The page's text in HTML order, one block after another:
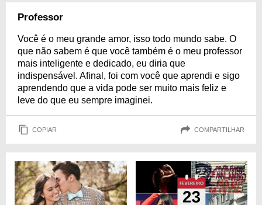
Professor
Você é o meu grande amor, isso todo mundo sabe. O
que não sabem é que você também é o meu professor
mais inteligente e dedicado, eu diria que
indispensável. Afinal, foi com você que aprendi e sigo
aprendendo que a vida pode ser muito mais feliz e
leve do que eu sempre imaginei.
COPIAR COMPARTILHAR